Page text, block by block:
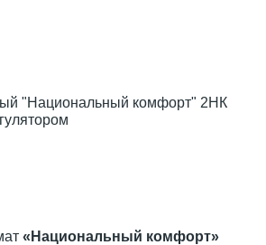
"Национальный комфорт" 2НК
«Национальный комфорт»